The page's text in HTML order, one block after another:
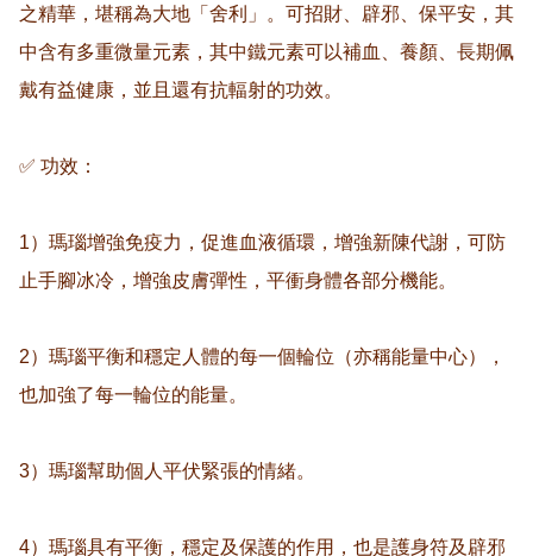
之精華，堪稱為大地「舍利」。可招財、辟邪、保平安，其
中含有多重微量元素，其中鐵元素可以補血、養顏、長期佩
戴有益健康，並且還有抗輻射的功效。
✅ 功效：
1）瑪瑙增強免疫力，促進血液循環，增強新陳代謝，可防
止手腳冰冷，增強皮膚彈性，平衝身體各部分機能。
2）瑪瑙平衡和穩定人體的每一個輪位（亦稱能量中心），
也加強了每一輪位的能量。
3）瑪瑙幫助個人平伏緊張的情緒。
4）瑪瑙具有平衡，穩定及保護的作用，也是護身符及辟邪